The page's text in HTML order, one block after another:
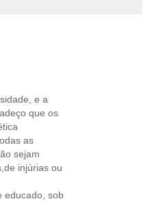
e a
que os
as
sejam
injúrias ou
educado, sob